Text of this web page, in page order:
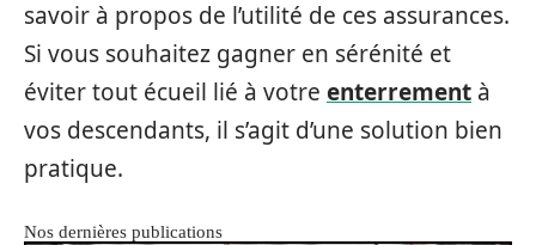
savoir à propos de l’utilité de ces assurances.
Si vous souhaitez gagner en sérénité et
éviter tout écueil lié à votre enterrement à
vos descendants, il s’agit d’une solution bien
pratique.
Nos dernières publications